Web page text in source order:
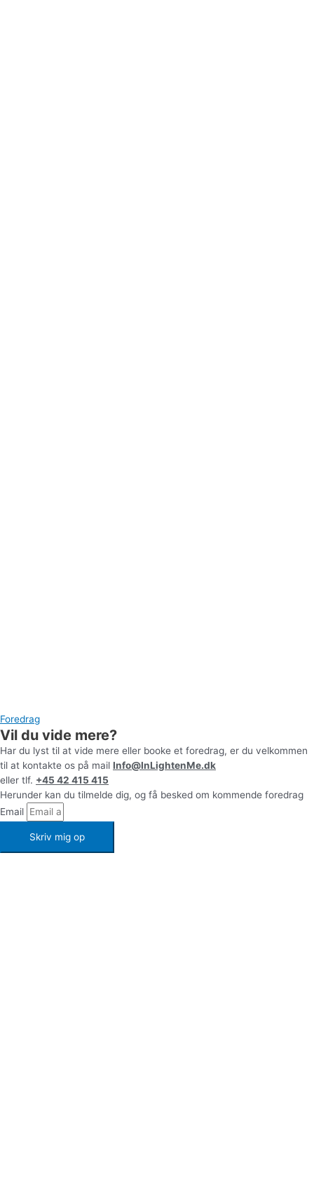
Foredrag
Vil du vide mere?
Har du lyst til at vide mere eller booke et foredrag, er du velkommen
til at kontakte os på mail Info@InLightenMe.dk
eller tlf. +45 42 415 415
Herunder kan du tilmelde dig, og få besked om kommende foredrag
Email
Skriv mig op